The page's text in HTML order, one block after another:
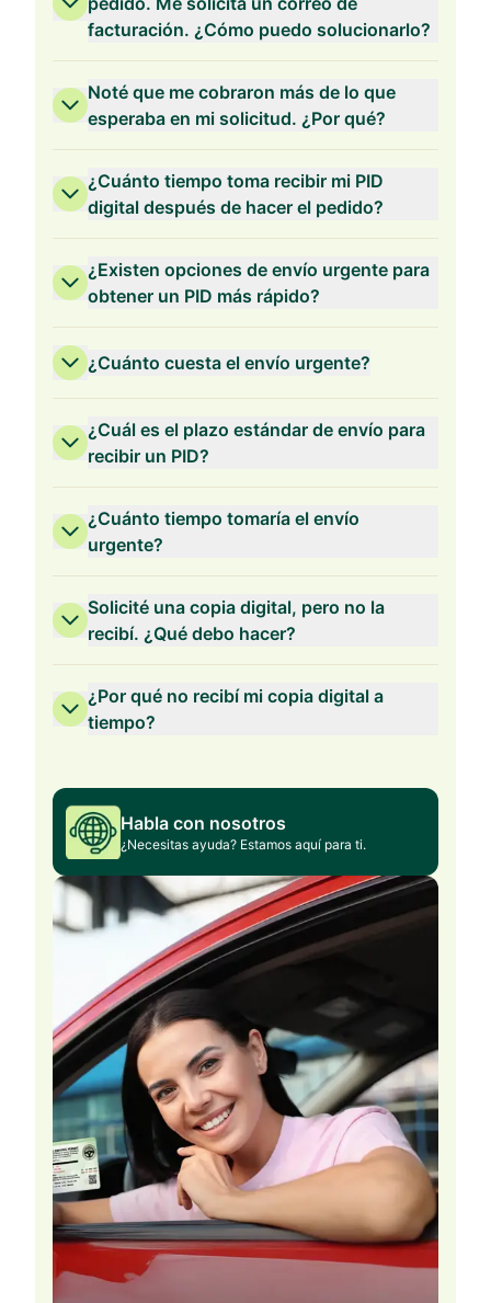
facturación. ¿Cómo puedo solucionarlo?
Noté que me cobraron más de lo que
esperaba en mi solicitud. ¿Por qué?
¿Cuánto tiempo toma recibir mi PID
digital después de hacer el pedido?
¿Existen opciones de envío urgente para
obtener un PID más rápido?
¿Cuánto cuesta el envío urgente?
¿Cuál es el plazo estándar de envío para
recibir un PID?
¿Cuánto tiempo tomaría el envío
urgente?
Solicité una copia digital, pero no la
recibí. ¿Qué debo hacer?
¿Por qué no recibí mi copia digital a
tiempo?
Habla con nosotros
¿Necesitas ayuda? Estamos aquí para ti.